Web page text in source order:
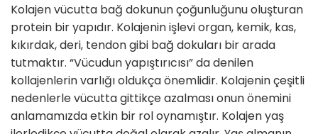
Kolajen vücutta bağ dokunun çoğunluğunu oluşturan
protein bir yapıdır. Kolajenin işlevi organ, kemik, kas,
kıkırdak, deri, tendon gibi bağ dokuları bir arada
tutmaktır. “Vücudun yapıştırıcısı” da denilen
kollajenlerin varlığı oldukça önemlidir. Kolajenin çeşitli
nedenlerle vücutta gittikçe azalması onun önemini
anlamamızda etkin bir rol oynamıştır. Kolajen yaş